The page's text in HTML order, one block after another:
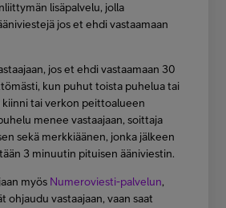
lisäpalvelu, jolla
jos et ehdi vastaamaan
jos et ehdi vastaamaan 30
kun puhut toista puhelua tai
tai verkon peittoalueen
menee vastaajaan, soittaja
sekä merkkiäänen, jonka jälkeen
3 minuutin pituisen ääniviestin.
myös Numeroviesti-palvelun,
ohjaudu vastaajaan, vaan saat